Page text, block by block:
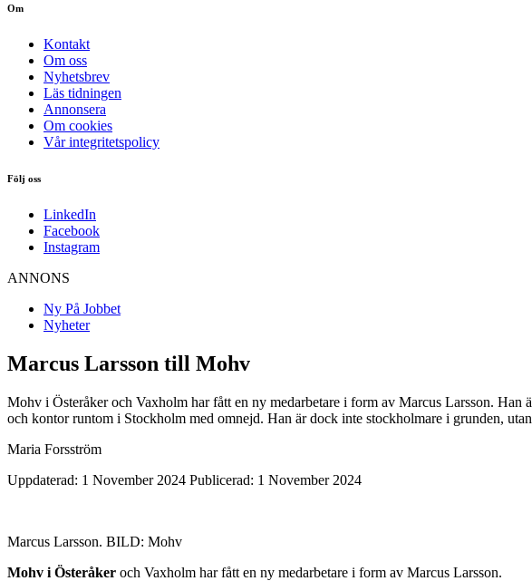
Om
Kontakt
Om oss
Nyhetsbrev
Läs tidningen
Annonsera
Om cookies
Vår integritetspolicy
Följ oss
LinkedIn
Facebook
Instagram
ANNONS
Ny På Jobbet
Nyheter
Marcus Larsson till Mohv
Mohv i Österåker och Vaxholm har fått en ny medarbetare i form av Marcus Larsson.
och kontor runtom i Stockholm med omnejd. Han är dock inte stockholmare i grunden,
Maria Forsström
Uppdaterad: 1 November 2024 Publicerad: 1 November 2024
Marcus Larsson. BILD: Mohv
Mohv i Österåker och Vaxholm har fått en ny medarbetare i form av Marcus Larsson.